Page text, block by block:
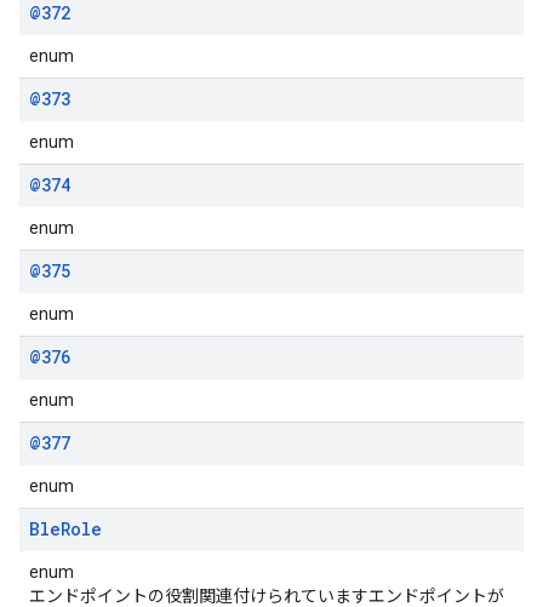
@372
enum
@373
enum
@374
enum
@375
enum
@376
enum
@377
enum
BleRole
enum
エンドポイントの役割関連付けられていますエンドポイントが